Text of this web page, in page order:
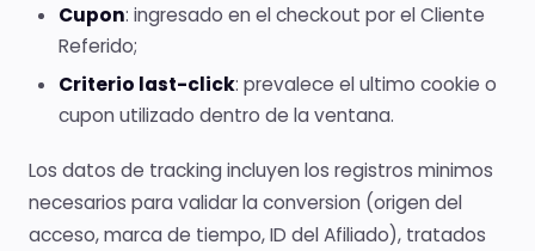
Cupon: ingresado en el checkout por el Cliente
Referido;
Criterio last-click: prevalece el ultimo cookie o
cupon utilizado dentro de la ventana.
Los datos de tracking incluyen los registros minimos
necesarios para validar la conversion (origen del
acceso, marca de tiempo, ID del Afiliado), tratados